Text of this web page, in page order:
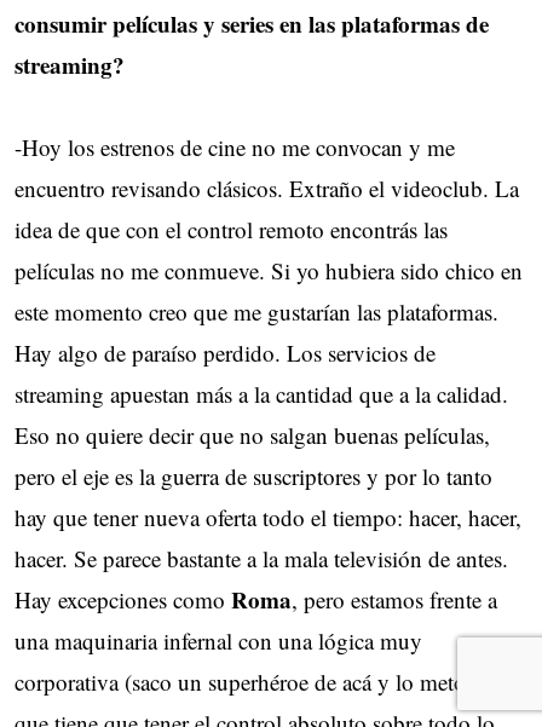
consumir películas y series en las plataformas de
streaming?
-Hoy los estrenos de cine no me convocan y me
encuentro revisando clásicos. Extraño el videoclub. La
idea de que con el control remoto encontrás las
películas no me conmueve. Si yo hubiera sido chico en
este momento creo que me gustarían las plataformas.
Hay algo de paraíso perdido. Los servicios de
streaming apuestan más a la cantidad que a la calidad.
Eso no quiere decir que no salgan buenas películas,
pero el eje es la guerra de suscriptores y por lo tanto
hay que tener nueva oferta todo el tiempo: hacer, hacer,
hacer. Se parece bastante a la mala televisión de antes.
Hay excepciones como Roma, pero estamos frente a
una maquinaria infernal con una lógica muy
corporativa (saco un superhéroe de acá y lo meto allá)